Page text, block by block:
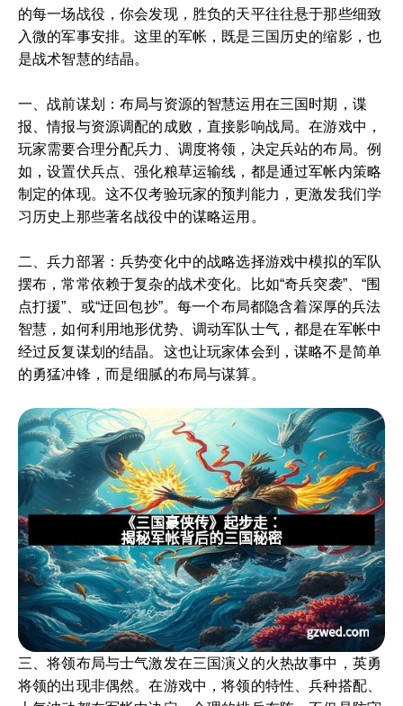
的每一场战役，你会发现，胜负的天平往往悬于那些细致
入微的军事安排。这里的军帐，既是三国历史的缩影，也
是战术智慧的结晶。
一、战前谋划：布局与资源的智慧运用在三国时期，谍
报、情报与资源调配的成败，直接影响战局。在游戏中，
玩家需要合理分配兵力、调度将领，决定兵站的布局。例
如，设置伏兵点、强化粮草运输线，都是通过军帐内策略
制定的体现。这不仅考验玩家的预判能力，更激发我们学
习历史上那些著名战役中的谋略运用。
二、兵力部署：兵势变化中的战略选择游戏中模拟的军队
摆布，常常依赖于复杂的战术变化。比如“奇兵突袭”、“围
点打援”、或“迂回包抄”。每一个布局都隐含着深厚的兵法
智慧，如何利用地形优势、调动军队士气，都是在军帐中
经过反复谋划的结晶。这也让玩家体会到，谋略不是简单
的勇猛冲锋，而是细腻的布局与谋算。
三、将领布局与士气激发在三国演义的火热故事中，英勇
将领的出现非偶然。在游戏中，将领的特性、兵种搭配、